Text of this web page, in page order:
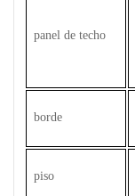
panel de techo
borde
piso